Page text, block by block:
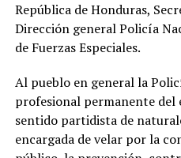
República de Honduras,
Dirección general Policía
de Fuerzas Especiales.
Al pueblo en general la
profesional permanente del
sentido partidista de
encargada de velar por la